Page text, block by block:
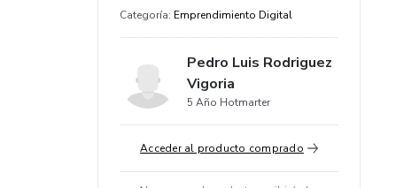
Categoría: Emprendimiento Digital
Pedro Luis Rodriguez
Vigoria
5 Año Hotmarter
Acceder al producto comprado